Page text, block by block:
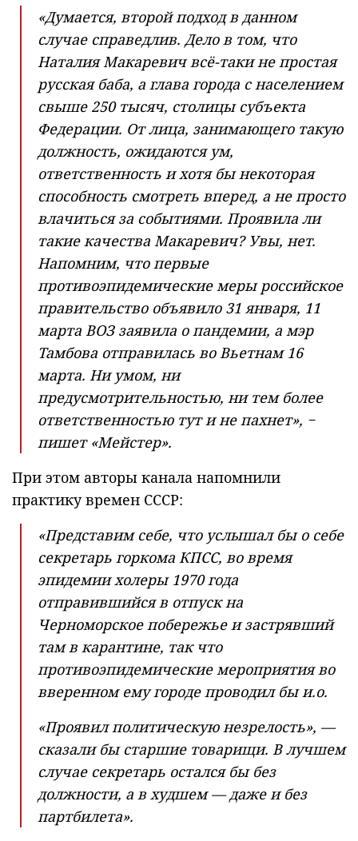
«Думается, второй подход в данном
случае справедлив. Дело в том, что
Наталия Макаревич всё-таки не простая
русская баба, а глава города с населением
свыше 250 тысяч, столицы субъекта
Федерации. От лица, занимающего такую
должность, ожидаются ум,
ответственность и хотя бы некоторая
способность смотреть вперед, а не просто
влачиться за событиями. Проявила ли
такие качества Макаревич? Увы, нет.
Напомним, что первые
противоэпидемические меры российское
правительство объявило 31 января, 11
марта ВОЗ заявила о пандемии, а мэр
Тамбова отправилась во Вьетнам 16
марта. Ни умом, ни
предусмотрительностью, ни тем более
ответственностью тут и не пахнет», −
пишет «Мейстер».
При этом авторы канала напомнили
практику времен СССР:
«Представим себе, что услышал бы о себе
секретарь горкома КПСС, во время
эпидемии холеры 1970 года
отправившийся в отпуск на
Черноморское побережье и застрявший
там в карантине, так что
противоэпидемические мероприятия во
вверенном ему городе проводил бы и.о.
«Проявил политическую незрелость», —
сказали бы старшие товарищи. В лучшем
случае секретарь остался бы без
должности, а в худшем — даже и без
партбилета».